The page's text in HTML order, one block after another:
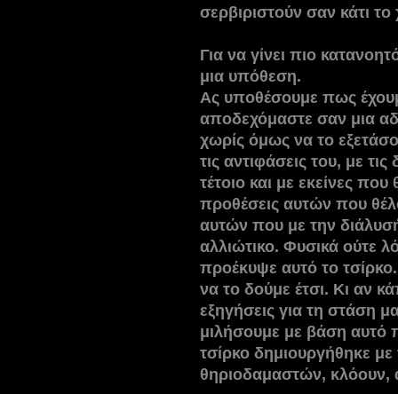
σερβιριστούν σαν κάτι
Για να γίνει πιο
μια υπόθεση.
Ας υποθέσουμε πως
αποδεχόμαστε σαν μια
χωρίς όμως να το
τις αντιφάσεις του, με
τέτοιο και με εκείνες
προθέσεις αυτών που
αυτών που με την
αλλιώτικο. Φυσικά ούτε
προέκυψε αυτό το
να το δούμε έτσι. Κι αν
εξηγήσεις για τη στάση
μιλήσουμε με βάση αυτό
τσίρκο δημιουργήθηκε
θηριοδαμαστών, κλόουν,